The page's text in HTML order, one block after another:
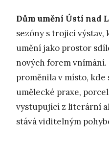
Dům umění Ústí nad
sezóny s trojicí výstav,
umění jako prostor
nových forem
proměnila v místo,
umělecké praxe,
vystupující z literární
stává viditelným